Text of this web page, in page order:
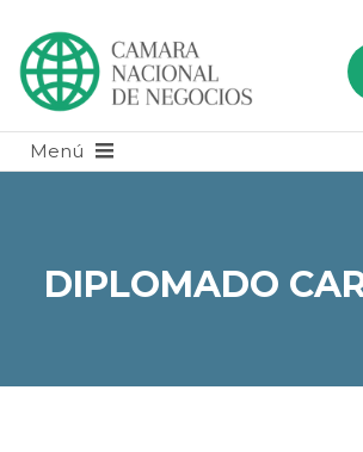
DIPLOMADO